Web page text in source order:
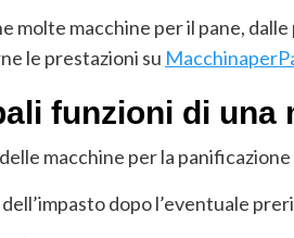
molte macchine per il pane,
le prestazioni su
funzioni di una
macchine per la
dopo l’eventuale